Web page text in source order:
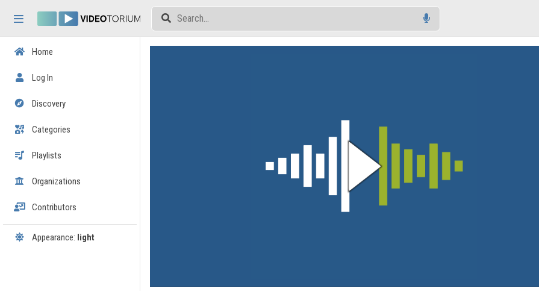
Home
Log In
Discovery
Categories
Playlists
Organizations
Contributors
Appearance: light